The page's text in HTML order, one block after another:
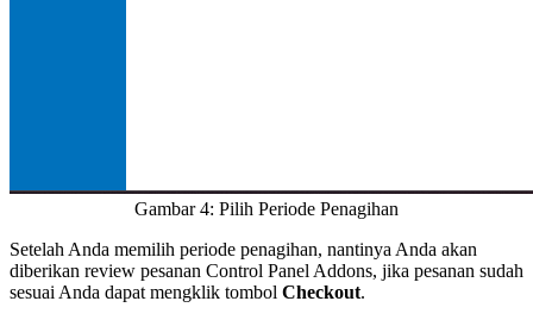
Gambar 4: Pilih Periode Penagihan
Setelah Anda memilih periode penagihan, nantinya Anda akan
diberikan review pesanan Control Panel Addons, jika pesanan sudah
sesuai Anda dapat mengklik tombol Checkout.